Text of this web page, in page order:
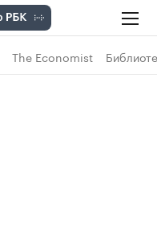
The Economist